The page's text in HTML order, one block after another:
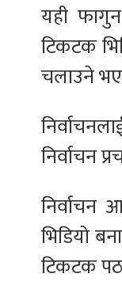
यही
टिकटक
चलाउने
निर्वाचन
निर्वाचन
भिडियो
टिकटक